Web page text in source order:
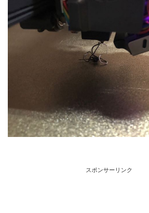
スポンサーリンク